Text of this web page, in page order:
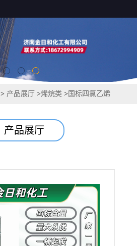
> 产品展厅 >烯烷类 > 国标四氯乙烯
产品展厅